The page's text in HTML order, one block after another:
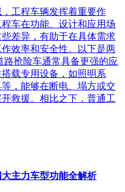
工程车辆发挥着重要作
车在功能、设计和应用场
差异，有助于在具体需求
效率和安全性。以下是两
抢险车通常具备更强的应
载专用设备，如照明系
，能够在断电、塌方或交
救援。相比之下，普通工
主力车型功能全解析